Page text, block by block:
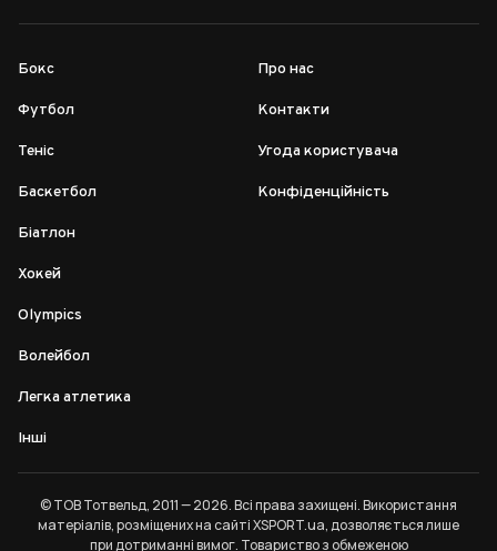
Бокс
Футбол
Теніс
Баскетбол
Біатлон
Хокей
Olympics
Волейбол
Легка атлетика
Інші
Про нас
Контакти
Угода користувача
Конфіденційність
© ТОВ Тотвельд, 2011 — 2026. Всі права захищені. Використання
матеріалів, розміщених на сайті XSPORT.ua, дозволяється лише
при дотриманнівимог. Товариство з обмеженою